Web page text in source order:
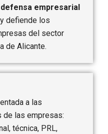
empresarial
defiende los
del sector
de Alicante.
a las
las empresas:
técnica, PRL,